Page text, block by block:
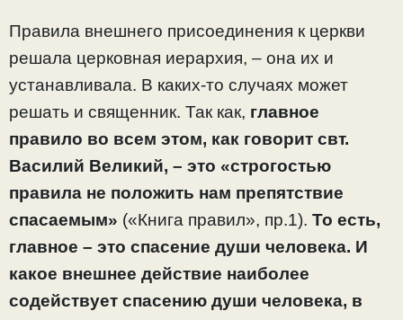
Правила внешнего присоединения к церкви
решала церковная иерархия, – она их и
устанавливала. В каких-то случаях может
решать и священник. Так как, главное
правило во всем этом, как говорит свт.
Василий Великий, – это «строгостью
правила не положить нам препятствие
спасаемым» («Книга правил», пр.1). То есть,
главное – это спасение души человека. И
какое внешнее действие наиболее
содействует спасению души человека, в